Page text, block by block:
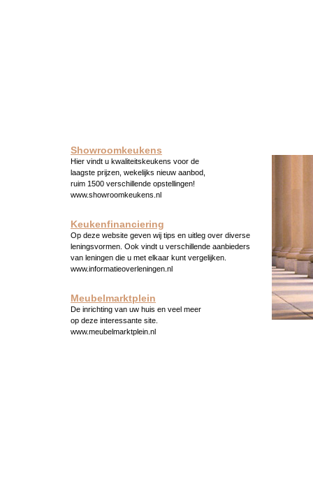
Showroomkeukens
Hier vindt u kwaliteitskeukens voor de
laagste prijzen, wekelijks nieuw aanbod,
ruim 1500 verschillende opstellingen!
www.showroomkeukens.nl
Keukenfinanciering
Op deze website geven wij tips en uitleg over diverse
leningsvormen. Ook vindt u verschillende aanbieders
van leningen die u met elkaar kunt vergelijken.
www.informatieoverleningen.nl
Meubelmarktplein
De inrichting van uw huis en veel meer
op deze interessante site.
www.meubelmarktplein.nl